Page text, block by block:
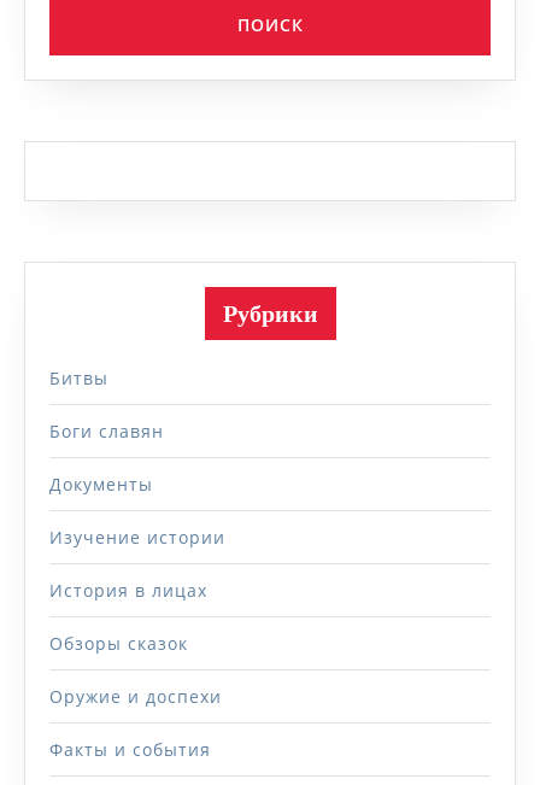
Рубрики
Битвы
Боги славян
Документы
Изучение истории
История в лицах
Обзоры сказок
Оружие и доспехи
Факты и события